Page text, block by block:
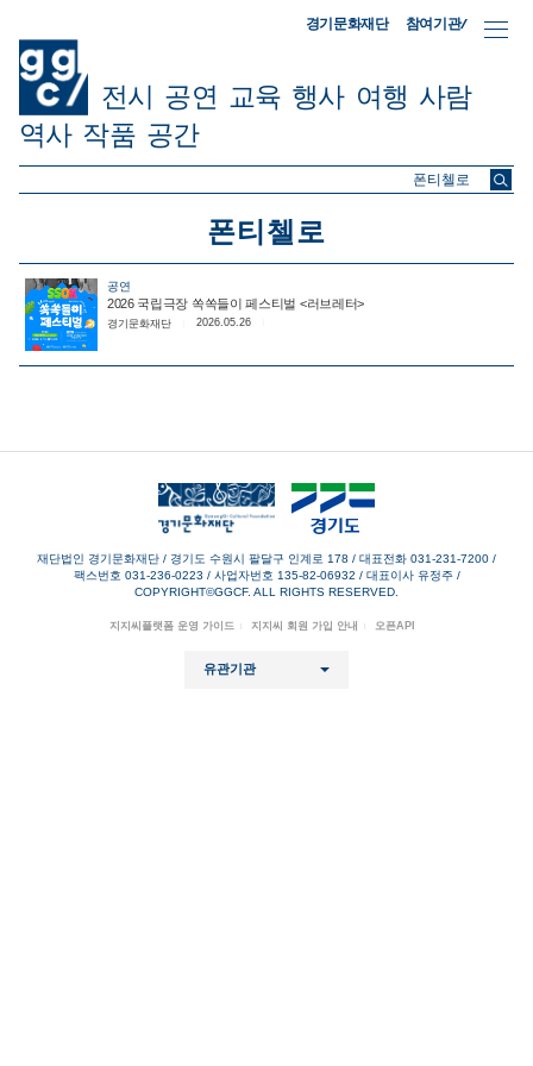
경기문화재단 참여기관/
전시 공연 교육 행사 여행 사람
역사 작품 공간
ggc/
폰티첼로
공연
2026 국립극장 쏙쏙들이 페스티벌 <러브레터>
경기문화재단 2026.05.26
재단법인 경기문화재단 / 경기도 수원시 팔달구 인계로 178 / 대표전화 031-231-7200 /
팩스번호 031-236-0223 / 사업자번호 135-82-06932 / 대표이사 유정주/
COPYRIGHT©GGCF. ALL RIGHTS RESERVED.
지지씨플랫폼 운영 가이드 지지씨 회원 가입 안내 오픈API